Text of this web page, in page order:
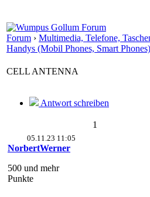
Forum › Multimedia, Telefone,
Handys (Mobil Phones, Smart Phones)
CELL ANTENNA
Antwort schreiben
1
05.11.23 11:05
NorbertWerner
500 und mehr
Punkte